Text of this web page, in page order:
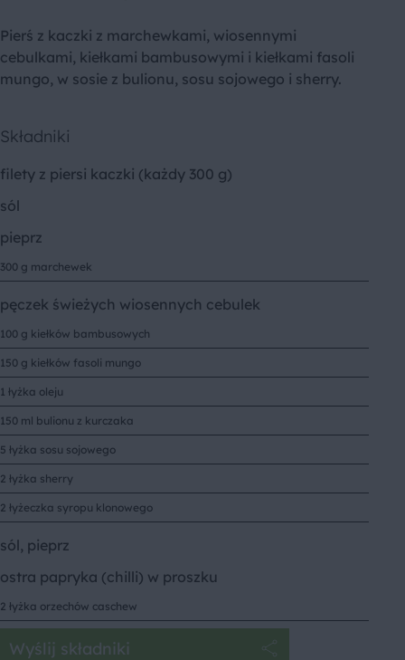
Pierś z kaczki z marchewkami, wiosennymi
cebulkami, kiełkami bambusowymi i kiełkami fasoli
mungo, w sosie z bulionu, sosu sojowego i sherry.
Składniki
filety z piersi kaczki (każdy 300 g)
sól
pieprz
300 g marchewek
pęczek świeżych wiosennych cebulek
100 g kiełków bambusowych
150 g kiełków fasoli mungo
1 łyżka oleju
150 ml bulionu z kurczaka
5 łyżka sosu sojowego
2 łyżka sherry
2 łyżeczka syropu klonowego
sól, pieprz
ostra papryka (chilli) w proszku
2 łyżka orzechów caschew
Wyślij składniki